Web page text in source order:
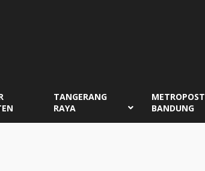
TANGERANG
RAYA
METROPOST
BANDUNG